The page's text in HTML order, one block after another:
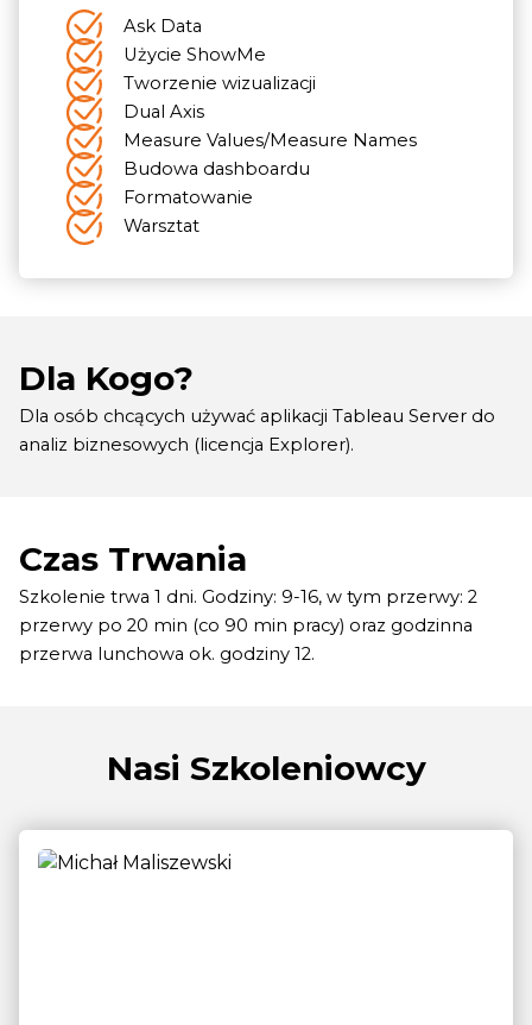
Ask Data
Użycie ShowMe
Tworzenie wizualizacji
Dual Axis
Measure Values/Measure Names
Budowa dashboardu
Formatowanie
Warsztat
Dla Kogo?
Dla osób chcących używać aplikacji Tableau Server do
analiz biznesowych (licencja Explorer).
Czas Trwania
Szkolenie trwa 1 dni. Godziny: 9-16, w tym przerwy: 2
przerwy po 20 min (co 90 min pracy) oraz godzinna
przerwa lunchowa ok. godziny 12.
Nasi Szkoleniowcy